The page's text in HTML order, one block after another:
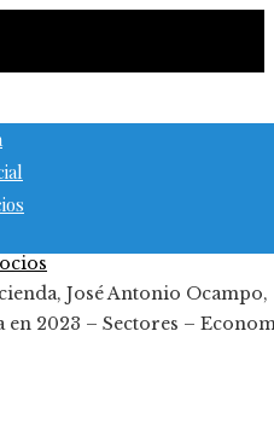
José Antonio Ocampo,
en 2023 – Sectores –